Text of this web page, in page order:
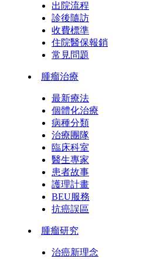
出院流程
診後隨訪
收費標準
住院醫保報銷
常見問題
腫瘤治療
最新療法
個體化治療
病種分類
治療團隊
臨床科室
醫生專家
患者故事
護理計畫
BEU服務
抗癌誤區
腫瘤研究
治癌新理念